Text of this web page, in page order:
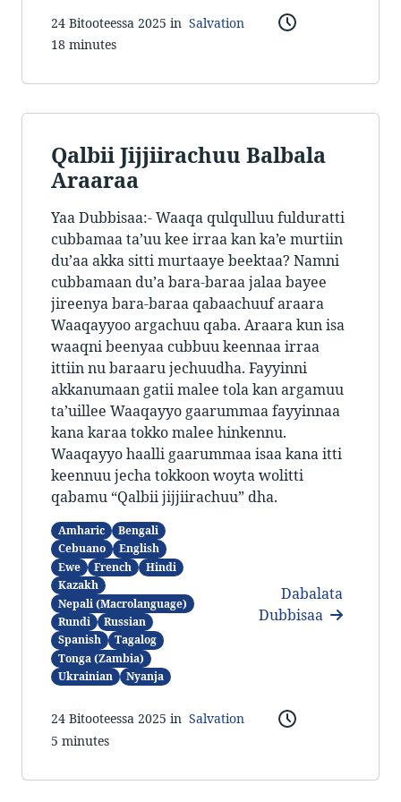
24 Bitooteessa 2025 in Salvation
18 minutes
Qalbii Jijjiirachuu Balbala
Araaraa
Yaa Dubbisaa:- Waaqa qulqulluu fulduratti
cubbamaa ta’uu kee irraa kan ka’e murtiin
du’aa akka sitti murtaaye beektaa? Namni
cubbamaan du’a bara-baraa jalaa bayee
jireenya bara-baraa qabaachuuf araara
Waaqayyoo argachuu qaba. Araara kun isa
waaqni beenyaa cubbuu keennaa irraa
ittiin nu baraaru jechuudha. Fayyinni
akkanumaan gatii malee tola kan argamuu
ta’uillee Waaqayyo gaarummaa fayyinnaa
kana karaa tokko malee hinkennu.
Waaqayyo haalli gaarummaa isaa kana itti
keennuu jecha tokkoon woyta wolitti
qabamu “Qalbii jijjiirachuu” dha.
Amharic
Bengali
Cebuano
English
Ewe
French
Hindi
Kazakh
Nepali (Macrolanguage)
Rundi
Russian
Spanish
Tagalog
Tonga (Zambia)
Ukrainian
Nyanja
Dabalata
Dubbisaa
24 Bitooteessa 2025 in Salvation
5 minutes